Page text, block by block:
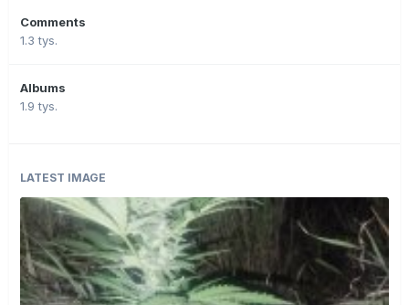
Comments
1.3 tys.
Albums
1.9 tys.
LATEST IMAGE